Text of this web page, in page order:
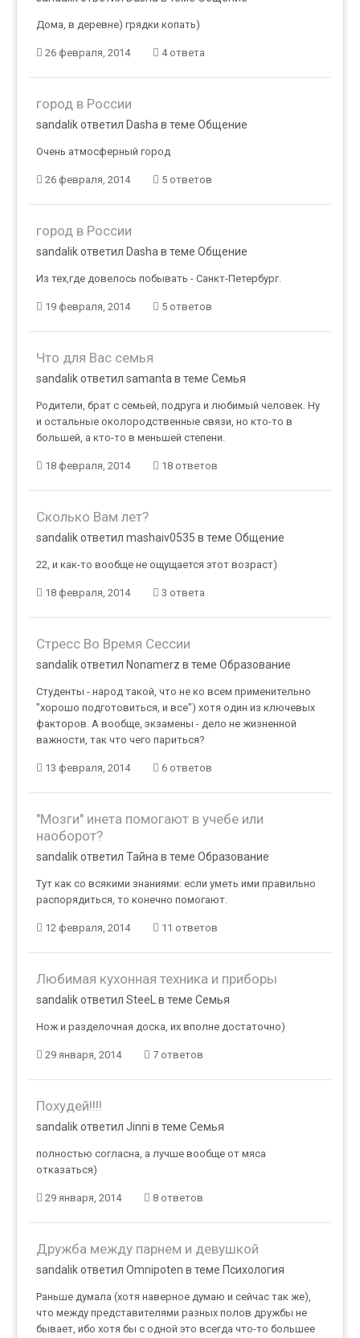
Дома, в деревне) грядки копать)
26 февраля, 2014 4 ответа
город в России
sandalik ответил Dasha в теме Общение
Очень атмосферный город
26 февраля, 2014 5 ответов
город в России
sandalik ответил Dasha в теме Общение
Из тех,где довелось побывать - Санкт-Петербург.
19 февраля, 2014 5 ответов
Что для Вас семья
sandalik ответил samanta в теме Семья
Родители, брат с семьей, подруга и любимый человек. Ну
и остальные околородственные связи, но кто-то в
большей, а кто-то в меньшей степени.
18 февраля, 2014 18 ответов
Сколько Вам лет?
sandalik ответил mashaiv0535 в теме Общение
22, и как-то вообще не ощущается этот возраст)
18 февраля, 2014 3 ответа
Cтресс Во Время Сессии
sandalik ответил Nonamerz в теме Образование
Студенты - народ такой, что не ко всем применительно
"хорошо подготовиться, и все") хотя один из ключевых
факторов. А вообще, экзамены - дело не жизненной
важности, так что чего париться?
13 февраля, 2014 6 ответов
"Мозги" инета помогают в учебе или
наоборот?
sandalik ответил Тайна в теме Образование
Тут как со всякими знаниями: если уметь ими правильно
распорядиться, то конечно помогают.
12 февраля, 2014 11 ответов
Любимая кухонная техника и приборы
sandalik ответил SteeL в теме Семья
Нож и разделочная доска, их вполне достаточно)
29 января, 2014 7 ответов
Похудей!!!!
sandalik ответил Jinni в теме Семья
полностью согласна, а лучше вообще от мяса
отказаться)
29 января, 2014 8 ответов
Дружба между парнем и девушкой
sandalik ответил Omnipoten в теме Психология
Раньше думала (хотя наверное думаю и сейчас так же),
что между представителями разных полов дружбы не
бывает, ибо хотя бы с одной это всегда что-то большее